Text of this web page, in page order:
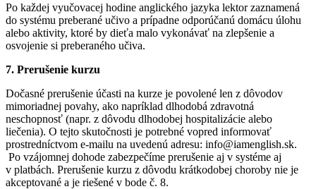
Po každej vyučovacej hodine anglického jazyka lektor zaznamená
do systému preberané učivo a prípadne odporúčanú domácu úlohu
alebo aktivity, ktoré by dieťa malo vykonávať na zlepšenie a
osvojenie si preberaného učiva.
7. Prerušenie kurzu
Dočasné prerušenie účasti na kurze je povolené len z dôvodov
mimoriadnej povahy, ako napríklad dlhodobá zdravotná
neschopnosť (napr. z dôvodu dlhodobej hospitalizácie alebo
liečenia). O tejto skutočnosti je potrebné vopred informovať
prostredníctvom e-mailu na uvedenú adresu: info@iamenglish.sk.
Po vzájomnej dohode zabezpečíme prerušenie aj v systéme aj
v platbách. Prerušenie kurzu z dôvodu krátkodobej choroby nie je
akceptované a je riešené v bode č. 8.